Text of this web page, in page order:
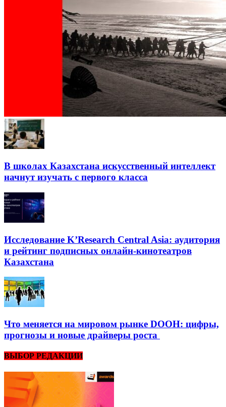
В школах Казахстана искусственный интеллект
начнут изучать с первого класса
Исследование K’Research Central Asia: аудитория
и рейтинг подписных онлайн-кинотеатров
Казахстана
Что меняется на мировом рынке DOOH: цифры,
прогнозы и новые драйверы роста
ВЫБОР РЕДАКЦИИ